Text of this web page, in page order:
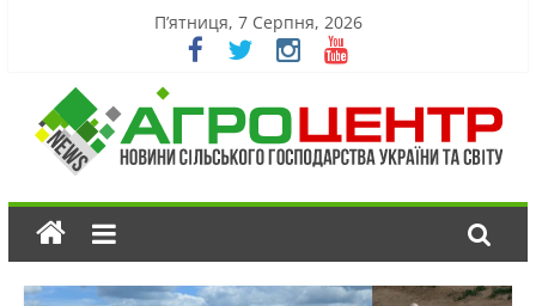
П’ятниця, 7 Серпня, 2026